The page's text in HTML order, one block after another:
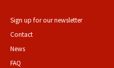
Sign up for our newsletter
Contact
News
FAQ